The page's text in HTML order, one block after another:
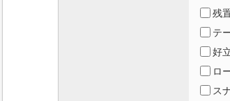
残
テ
好
ロ
ス